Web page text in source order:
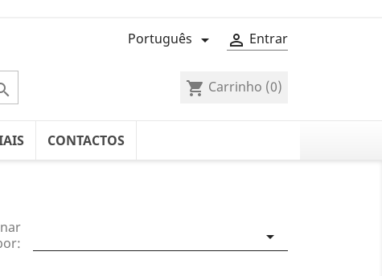
 Entrar
Português 
shopping_cart Carrinho (0)
CONTACTOS
